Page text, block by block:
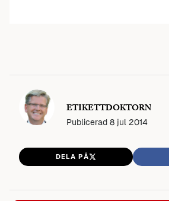
ETIKETTDOKTORN
Publicerad 8 jul 2014
DELA PÅ